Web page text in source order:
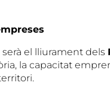
el lliurament dels
la capacitat